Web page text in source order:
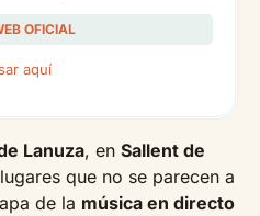
OFICIAL
aquí
Lanuza, en Sallent de
que no se parecen a
de la música en directo